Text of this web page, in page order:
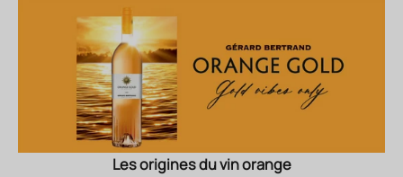
Les origines du vin orange